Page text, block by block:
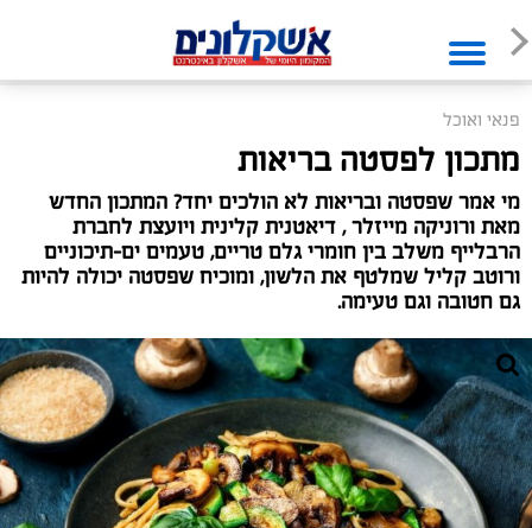
פנאי ואוכל
מתכון לפסטה בריאות
מי אמר שפסטה ובריאות לא הולכים יחד? המתכון החדש
מאת ורוניקה מייזלר , דיאטנית קלינית ויועצת לחברת
הרבלייף משלב בין חומרי גלם טריים, טעמים ים-תיכוניים
ורוטב קליל שמלטף את הלשון, ומוכיח שפסטה יכולה להיות
גם חטובה וגם טעימה.